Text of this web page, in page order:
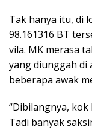
Tak hanya itu, di
98.161316 BT
vila. MK merasa
yang diunggah di
beberapa awak
“Dibilangnya,
Tadi banyak